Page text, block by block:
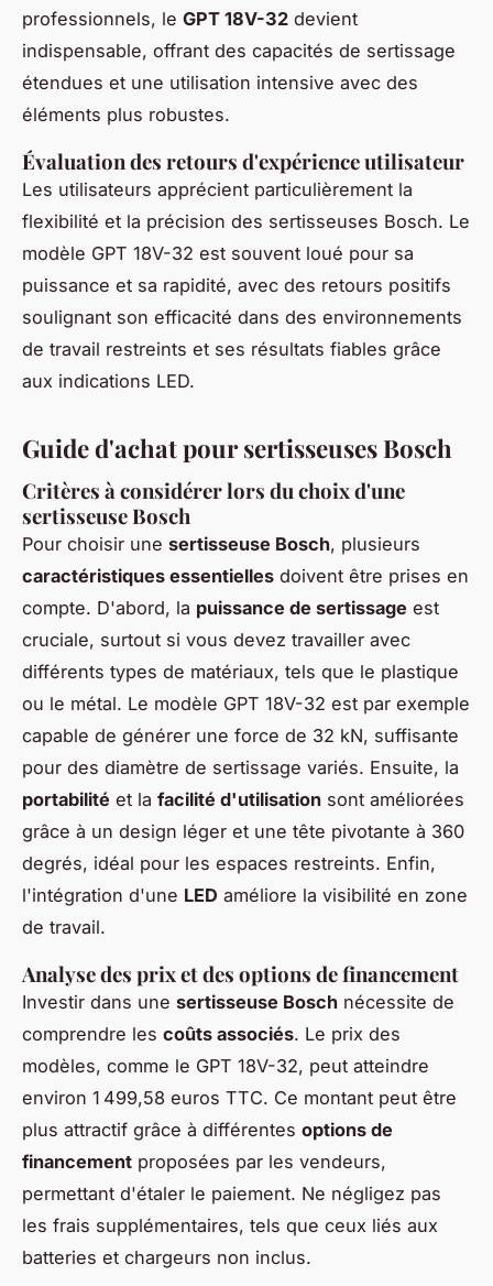
professionnels, le GPT 18V-32 devient
indispensable, offrant des capacités de sertissage
étendues et une utilisation intensive avec des
éléments plus robustes.
Évaluation des retours d'expérience utilisateur
Les utilisateurs apprécient particulièrement la
flexibilité et la précision des sertisseuses Bosch. Le
modèle GPT 18V-32 est souvent loué pour sa
puissance et sa rapidité, avec des retours positifs
soulignant son efficacité dans des environnements
de travail restreints et ses résultats fiables grâce
aux indications LED.
Guide d'achat pour sertisseuses Bosch
Critères à considérer lors du choix d'une
sertisseuse Bosch
Pour choisir une sertisseuse Bosch, plusieurs
caractéristiques essentielles doivent être prises en
compte. D'abord, la puissance de sertissage est
cruciale, surtout si vous devez travailler avec
différents types de matériaux, tels que le plastique
ou le métal. Le modèle GPT 18V-32 est par exemple
capable de générer une force de 32 kN, suffisante
pour des diamètre de sertissage variés. Ensuite, la
portabilité et la facilité d'utilisation sont améliorées
grâce à un design léger et une tête pivotante à 360
degrés, idéal pour les espaces restreints. Enfin,
l'intégration d'une LED améliore la visibilité en zone
de travail.
Analyse des prix et des options de financement
Investir dans une sertisseuse Bosch nécessite de
comprendre les coûts associés. Le prix des
modèles, comme le GPT 18V-32, peut atteindre
environ 1 499,58 euros TTC. Ce montant peut être
plus attractif grâce à différentes options de
financement proposées par les vendeurs,
permettant d'étaler le paiement. Ne négligez pas
les frais supplémentaires, tels que ceux liés aux
batteries et chargeurs non inclus.